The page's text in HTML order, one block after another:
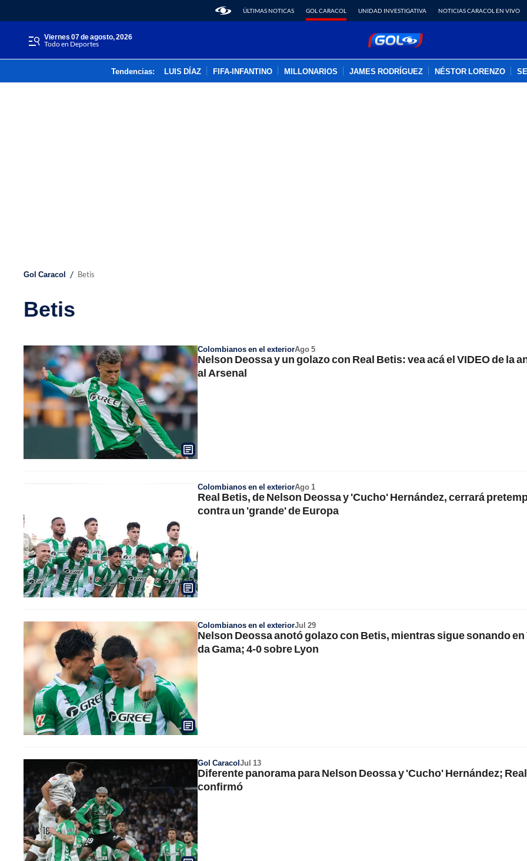
ÚLTIMAS NOTICAS GOL CARACOL UNIDAD INVESTIGATIVA NOTICIAS CARACOL EN VIVO
viernes 07 de agosto, 2026
Todo en Deportes
Tendencias: LUIS DÍAZ FIFA-INFANTINO MILLONARIOS JAMES RODRÍGUEZ NÉSTOR LORENZO
Gol Caracol / Betis
Betis
Colombianos en el exteriorAgo 5
Nelson Deossa y un golazo con Real Betis: vea acá el VIDEO de la
al Arsenal
Colombianos en el exteriorAgo 1
Real Betis, de Nelson Deossa y 'Cucho' Hernández, cerrará
contra un 'grande' de Europa
Colombianos en el exteriorJul 29
Nelson Deossa anotó golazo con Betis, mientras sigue sonando en
da Gama; 4-0 sobre Lyon
Gol CaracolJul 13
Diferente panorama para Nelson Deossa y 'Cucho' Hernández;
confirmó